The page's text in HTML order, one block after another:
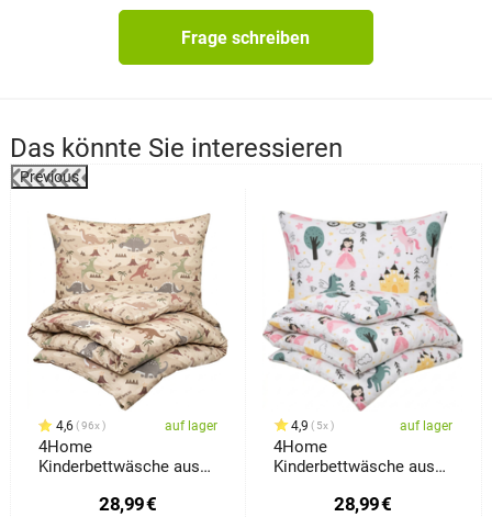
Frage schreiben
Das könnte Sie interessieren
Previous
4,6 96x auf lager
4Home
Kinderbettwäsche aus
140 x 200 cm, 70 x 90
28,99€
4,9 5x auf lager
4Home
Kinderbettwäsche aus
Dream, 140 x 200 cm, 70
28,99€